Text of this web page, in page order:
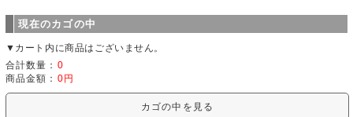
現在のカゴの中
▼カート内に商品はございません。
合計数量： 0
商品金額： 0円
カゴの中を見る